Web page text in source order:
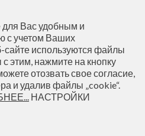
Вас удобным и
с учетом Ваших
сайте используются файлы
этим, нажмите на кнопку
отозвать свое согласие,
и удалив файлы „cookie“.
НАСТРОЙКИ